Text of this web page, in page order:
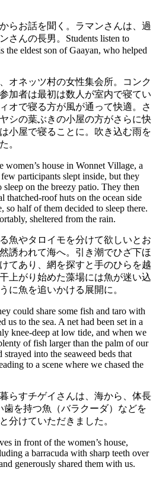
らお話を聞く。ラマンさんは、過
さんの長男。Students listen to
the eldest son of Gaayan, who helped
オネッツ村の女性集会所。コンク
加者は最初は数人が室内で寝てい
オで寝る方が風が通って快適。さ
シの葉ぶきの小屋の方がさらに快
小屋で寝ることに。吹き込む雨を
。
women’s house in Wonnet Village, a
participants slept inside, but they
on the breezy patio. They then
thatched-roof huts on the ocean side
so half of them decided to sleep there.
sheltered from the rain.
魚やタロイモを分けて欲しいとお
誘われて海へ。引き潮でひざ下ほ
てあり、網を探すと手のひらを越
上がり始めた藻場には魚が迷い込
に魚を追いかける展開に。
could share some fish and taro with
us to the sea. A net had been set in a
knee-deep at low tide, and when we
of fish larger than the palm of our
into the seaweed beds that
to a scene where we chased the
らすチゲイさんは、海から、体長
歯を持つ魚（バラクーダ）などを
分けていただきました。
in front of the women’s house,
a barracuda with sharp teeth over
generously shared them with us.